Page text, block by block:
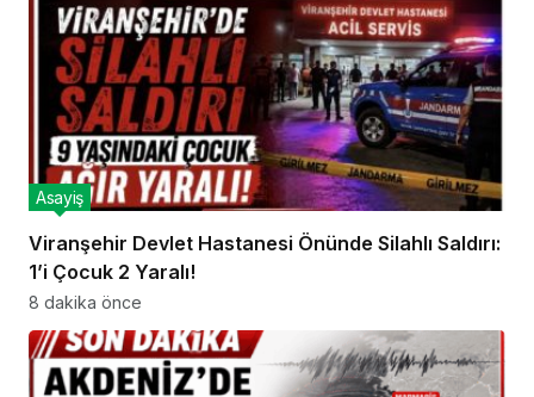
Viranşehir Devlet Hastanesi Önünde Silahlı Saldırı:
1’i Çocuk 2 Yaralı!
Asayiş
8 dakika önce